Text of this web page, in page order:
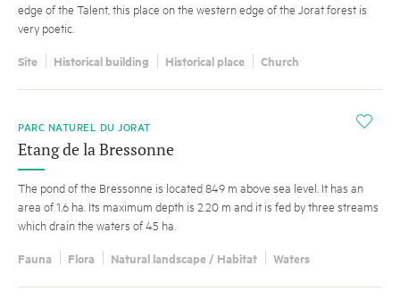
edge of the Talent, this place on the western edge of the Jorat forest is
very poetic.
Site Historical building Historical place Church
i
PARC NATUREL DU JORAT
Etang de la Bressonne
The pond of the Bressonne is located 849 m above sea level. It has an
area of 1.6 ha. Its maximum depth is 2.20 m and it is fed by three streams
which drain the waters of 45 ha.
Fauna Flora Natural landscape / Habitat Waters